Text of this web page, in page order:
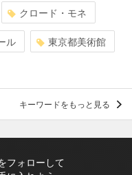
クロード・モネ
ル 東京都美術館
キーワードをもっと見る
フォローして